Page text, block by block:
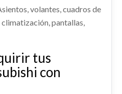
DERECHA
(L040) 2500 TD (4-PTAS.)
2500 TD (4-PTAS.)
volantes, cuadros de
pantallas,
tus
con